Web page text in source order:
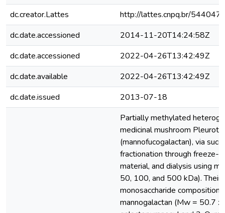
dc.creator.Lattes
http://lattes.cnpq.br/
dc.date.accessioned
2014-11-20T14:24:58Z
dc.date.accessioned
2022-04-26T13:42:49Z
dc.date.available
2022-04-26T13:42:49Z
dc.date.issued
2013-07-18
Partially methylated
medicinal mushroom
(mannofucogalactan), via
fractionation through freeze-
material, and dialysis using
50, 100, and 500 kDa).
monosaccharide
mannogalactan (Mw = 50.7